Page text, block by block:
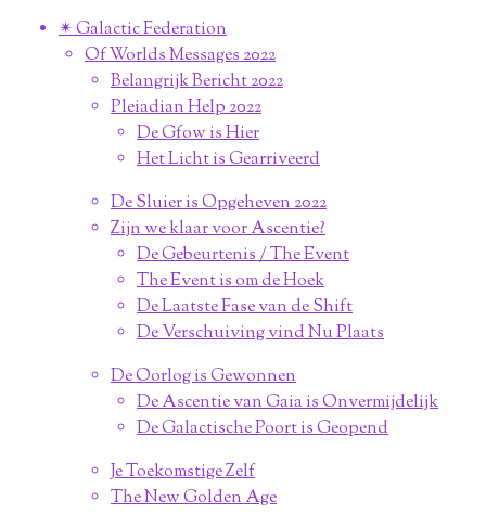
✴︎ Galactic Federation
Of Worlds Messages 2022
Belangrijk Bericht 2022
Pleiadian Help 2022
De Gfow is Hier
Het Licht is Gearriveerd
De Sluier is Opgeheven 2022
Zijn we klaar voor Ascentie?
De Gebeurtenis / The Event
The Event is om de Hoek
De Laatste Fase van de Shift
De Verschuiving vind Nu Plaats
De Oorlog is Gewonnen
De Ascentie van Gaia is Onvermijdelijk
De Galactische Poort is Geopend
Je Toekomstige Zelf
The New Golden Age